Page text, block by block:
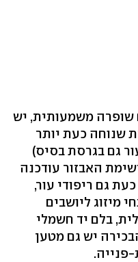
שופרה משמעותית, יש
שנוחה כעת יותר
גם בגרסת בסיס)
האבזור עודכנה
גם ריפודי עור,
מיזוג ליושבים
בלם יד חשמלי
הבכירה יש גם מטען
פנייה.